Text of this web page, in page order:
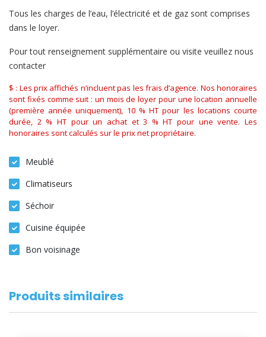
Tous les charges de l’eau, l’électricité et de gaz sont comprises
dans le loyer.
Pour tout renseignement supplémentaire ou visite veuillez nous
contacter
$ : Les prix affichés n’incluent pas les frais d’agence. Nos honoraires
sont fixés comme suit : un mois de loyer pour une location annuelle
(première année uniquement), 10 % HT pour les locations courte
durée, 2 % HT pour un achat et 3 % HT pour une vente. Les
honoraires sont calculés sur le prix net propriétaire.
Meublé
Climatiseurs
Séchoir
Cuisine équipée
Bon voisinage
Produits similaires